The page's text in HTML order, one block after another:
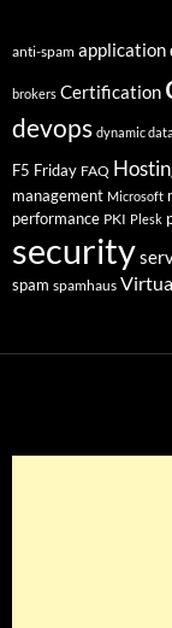
anti-spam application
brokers Certification
devops dynamic
F5 Friday FAQ
management Microsoft
performance PKI Plesk
security
spam spamhaus